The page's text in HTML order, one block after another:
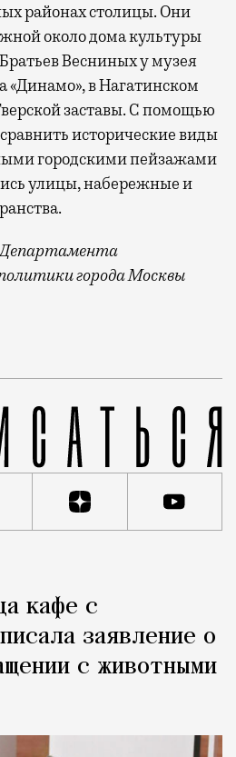
районах столицы. Они
около дома культуры
Весниных у музея
«Динамо», в Нагатинском
заставы. С помощью
исторические виды
городскими пейзажами
улицы, набережные и
города Москвы
праздник День
кафе с
заявление о
с животными